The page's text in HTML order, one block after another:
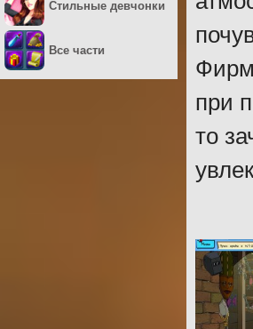
при
то
Стильные девчонки
Все части